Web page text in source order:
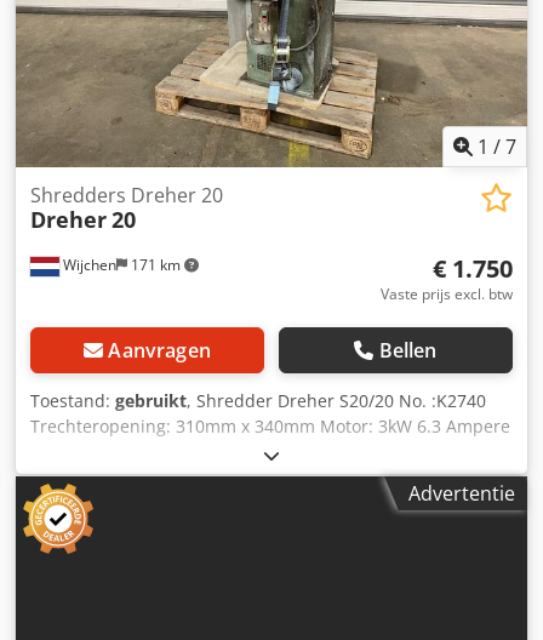
1 /7
Wijchen 171 km
Shredders Dreher 20
Dreher20
€ 1.750
Vaste prijs excl. btw
Aanvragen Bellen
Toestand: gebruikt, Shredder Dreher S20/20 No. :K2740
Trechteropening: 310mm x 340mm Motor: 3kW 6.3 Ampere
Codpfx Ajwh I Uxokkorf 380 Voltage - Documentatie
aanwezig: Nee - CE certificaat aanwezig: Nee - Vermogen
hoofdmotor [kW]: 3 - Openingsmond breedte [mm]: 310 -
Openingsmond lengte [mm]: 340 Financiële informatie
BTW: De getoonde prijs is exclusief BTW BTW/marge: BTW
Advertentie